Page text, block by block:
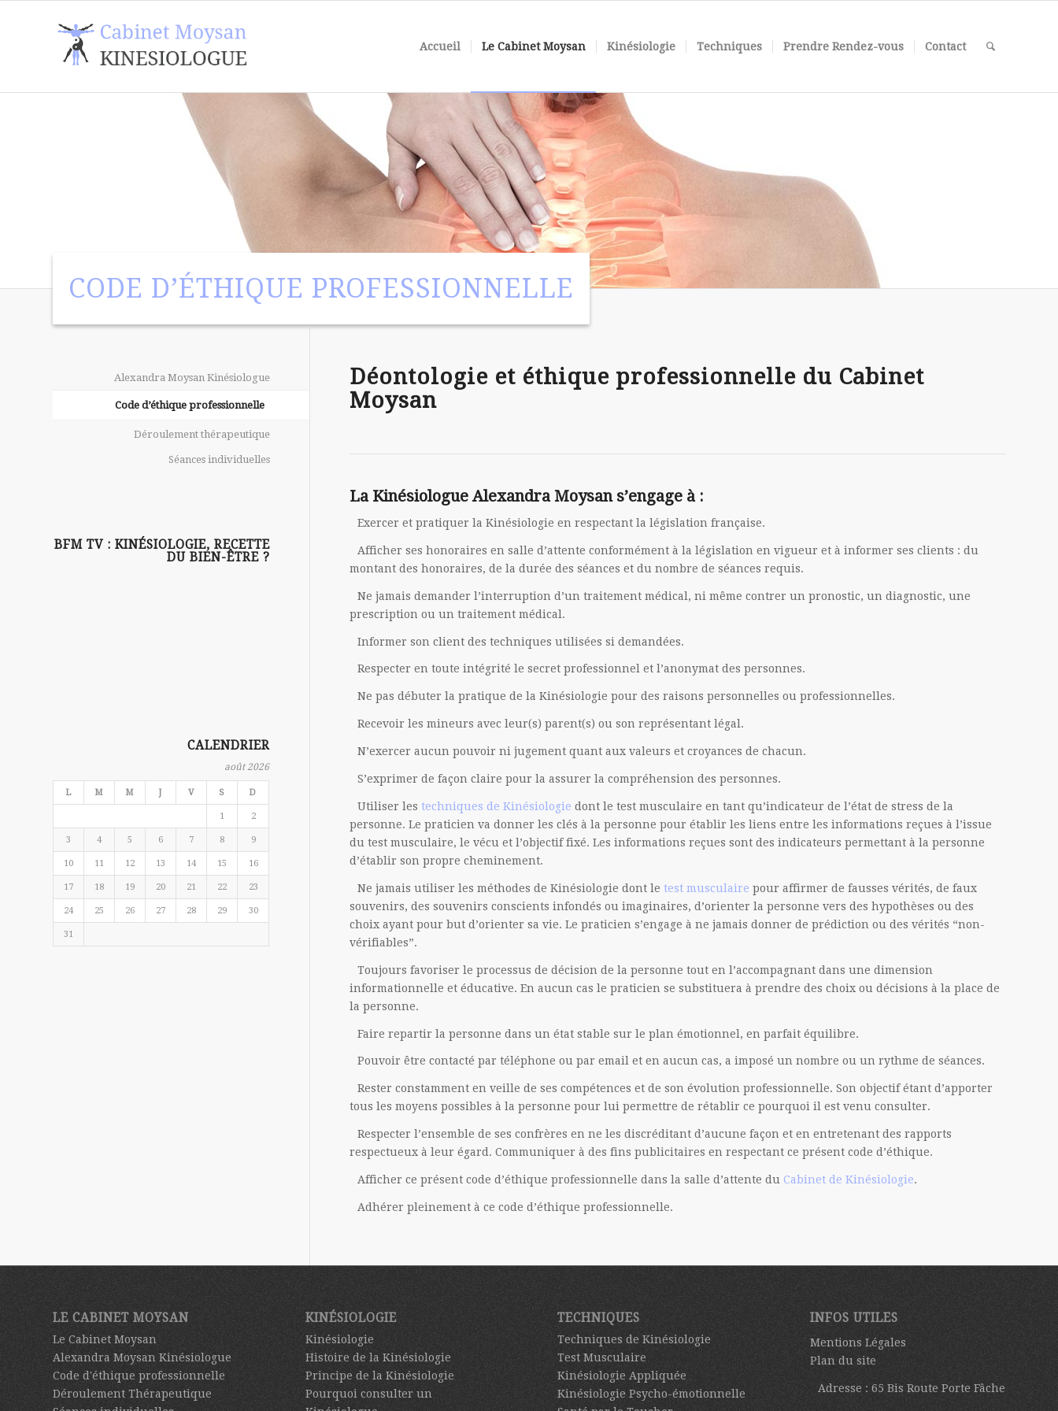
Accueil Le Cabinet Moysan Kinésiologie Techniques Prendre Rendez-vous Contact
CODE D’ÉTHIQUE PROFESSIONNELLE
Déontologie et éthique professionnelle du Cabinet
Moysan
La Kinésiologue Alexandra Moysan s’engage à :
Exercer et pratiquer la Kinésiologie en respectant la législation française.
Afficher ses honoraires en salle d’attente conformément à la législation en vigueur et à informer ses clients : du
montant des honoraires, de la durée des séances et du nombre de séances requis.
Ne jamais demander l’interruption d’un traitement médical, ni même contrer un pronostic, un diagnostic, une
prescription ou un traitement médical.
Informer son client des techniques utilisées si demandées.
Respecter en toute intégrité le secret professionnel et l’anonymat des personnes.
Ne pas débuter la pratique de la Kinésiologie pour des raisons personnelles ou professionnelles.
Recevoir les mineurs avec leur(s) parent(s) ou son représentant légal.
N’exercer aucun pouvoir ni jugement quant aux valeurs et croyances de chacun.
S’exprimer de façon claire pour la assurer la compréhension des personnes.
Utiliser les techniques de Kinésiologie dont le test musculaire en tant qu’indicateur de l’état de stress de la
personne. Le praticien va donner les clés à la personne pour établir les liens entre les informations reçues à l’issue
du test musculaire, le vécu et l’objectif fixé. Les informations reçues sont des indicateurs permettant à la personne
d’établir son propre cheminement.
Ne jamais utiliser les méthodes de Kinésiologie dont le test musculaire pour affirmer de fausses vérités, de faux
souvenirs, des souvenirs conscients infondés ou imaginaires, d’orienter la personne vers des hypothèses ou des
choix ayant pour but d’orienter sa vie. Le praticien s’engage à ne jamais donner de prédiction ou des vérités “non-
vérifiables”.
Toujours favoriser le processus de décision de la personne tout en l’accompagnant dans une dimension
informationnelle et éducative. En aucun cas le praticien se substituera à prendre des choix ou décisions à la place de
la personne.
Faire repartir la personne dans un état stable sur le plan émotionnel, en parfait équilibre.
Pouvoir être contacté par téléphone ou par email et en aucun cas, a imposé un nombre ou un rythme de séances.
Rester constamment en veille de ses compétences et de son évolution professionnelle. Son objectif étant d’apporter
tous les moyens possibles à la personne pour lui permettre de rétablir ce pourquoi il est venu consulter.
Respecter l’ensemble de ses confrères en ne les discréditant d’aucune façon et en entretenant des rapports
respectueux à leur égard. Communiquer à des fins publicitaires en respectant ce présent code d’éthique.
Afficher ce présent code d’éthique professionnelle dans la salle d’attente du Cabinet de Kinésiologie.
Adhérer pleinement à ce code d’éthique professionnelle.
Alexandra Moysan Kinésiologue
Code d’éthique professionnelle
Déroulement thérapeutique
Séances individuelles
BFM TV : KINÉSIOLOGIE, RECETTE
DU BIEN-ÊTRE ?
CALENDRIER
août 2026
L M M J V S D
1 2
3 4 5 6 7 8 9
10 11 12 13 14 15 16
17 18 19 20 21 22 23
24 25 26 27 28 29 30
31
LE CABINET MOYSAN
Le Cabinet Moysan
Alexandra Moysan Kinésiologue
Code d'éthique professionnelle
Déroulement Thérapeutique
KINÉSIOLOGIE
Kinésiologie
Histoire de la Kinésiologie
Principe de la Kinésiologie
Pourquoi consulter un
TECHNIQUES
Techniques de Kinésiologie
Test Musculaire
Kinésiologie Appliquée
Kinésiologie Psycho-émotionnelle
INFOS UTILES
Mentions Légales
Plan du site
Adresse : 65 Bis Route Porte Fâche